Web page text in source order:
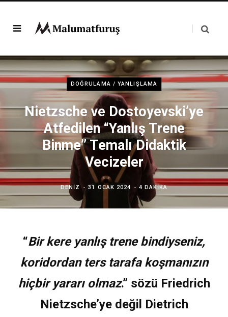
DOĞRULAMA / YANLIŞLAMA
Nietzsche ve Dostoyevski’ye
Atfedilen “Yanlış Trene
Binme” Temalı Didaktik
Vecizeler
DENIZ 31 OCAK 2024 4 DAKIKA
“Bir kere yanlış trene bindiyseniz,
koridordan ters tarafa koşmanızın
hiçbir yararı olmaz.” sözü Friedrich
Nietzsche’ye değil Dietrich